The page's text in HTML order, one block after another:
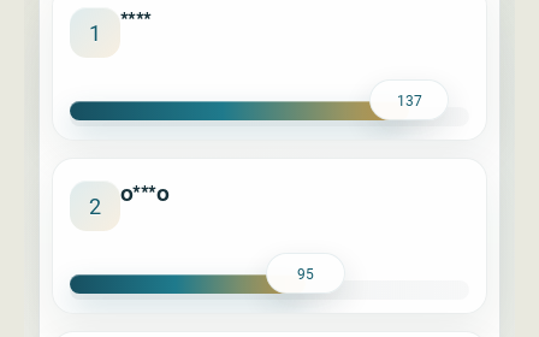
1 ****
137
2 o***o
95